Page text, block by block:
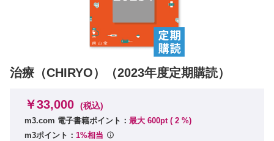
治療（CHIRYO）（2023年度定期購読）
￥33,000 (税込)
m3.com 電子書籍ポイント： 最大 600pt ( 2 %)
m3ポイント： 1%相当